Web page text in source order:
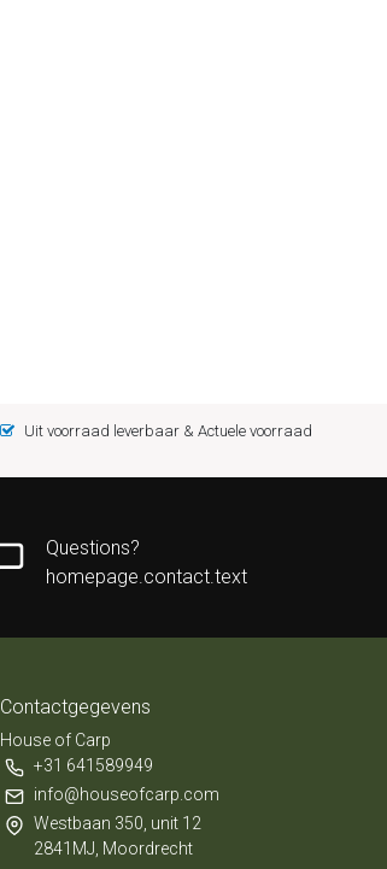
Uit voorraad leverbaar & Actuele voorraad
Questions?
homepage.contact.text
Contactgegevens
House of Carp
+31 641589949
info@houseofcarp.com
Westbaan 350, unit 12
2841MJ, Moordrecht